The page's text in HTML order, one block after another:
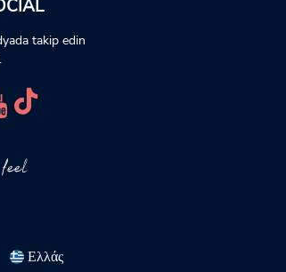
takip edin
Ελλάς